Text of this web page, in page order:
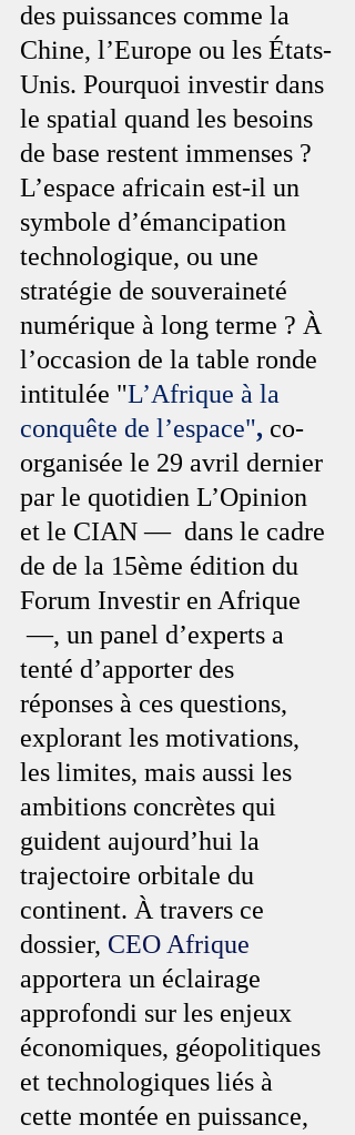
des puissances comme la
Chine, l’Europe ou les États-
Unis. Pourquoi investir dans
le spatial quand les besoins
de base restent immenses ?
L’espace africain est-il un
symbole d’émancipation
technologique, ou une
stratégie de souveraineté
numérique à long terme ? À
l’occasion de la table ronde
intitulée "L’Afrique à la
conquête de l’espace", co-
organisée le 29 avril dernier
par le quotidien L’Opinion
et le CIAN —  dans le cadre
de de la 15ème édition du
Forum Investir en Afrique
—, un panel d’experts a
tenté d’apporter des
réponses à ces questions,
explorant les motivations,
les limites, mais aussi les
ambitions concrètes qui
guident aujourd’hui la
trajectoire orbitale du
continent. À travers ce
dossier, CEO Afrique
apportera un éclairage
approfondi sur les enjeux
économiques, géopolitiques
et technologiques liés à
cette montée en puissance,